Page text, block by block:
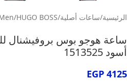
الرئيسية/ساعات أصلية/
HUGO BOSS
/
ساعة هوجو بوس بروفيشنال
أسود 1513525
EGP 4125